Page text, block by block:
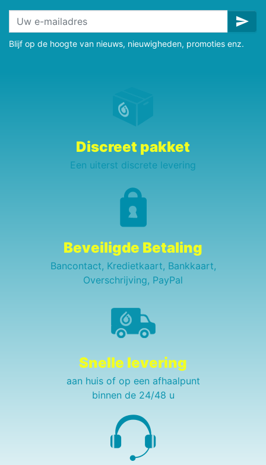
send
Blijf op de hoogte van nieuws, nieuwigheden, promoties enz.
Discreet pakket
Een uiterst discrete levering
Beveiligde Betaling
Bancontact, Kredietkaart, Bankkaart,
Overschrijving, PayPal
Snelle levering
aan huis of op een afhaalpunt
binnen de 24/48 u